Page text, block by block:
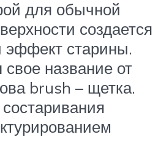
для обычной
создается
эффект старины.
название от
brush – щетка.